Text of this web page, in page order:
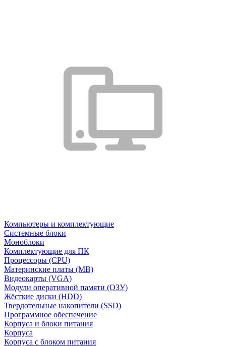
Компьютеры и комплектующие
Системные блоки
Моноблоки
Комплектующие для ПК
Процессоры (CPU)
Материнские платы (MB)
Видеокарты (VGA)
Модули оперативной памяти (ОЗУ)
Жёсткие диски (HDD)
Твердотельные накопители (SSD)
Программное обеспечение
Корпуса и блоки питания
Корпуса
Корпуса с блоком питания